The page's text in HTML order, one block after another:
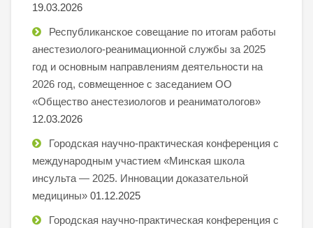
19.03.2026
Республиканское совещание по итогам работы
анестезиолого-реанимационной службы за 2025
год и основным направлениям деятельности на
2026 год, совмещенное с заседанием ОО
«Общество анестезиологов и реаниматологов»
12.03.2026
Городская научно-практическая конференция с
международным участием «Минская школа
инсульта — 2025. Инновации доказательной
медицины» 01.12.2025
Городская научно-практическая конференция с